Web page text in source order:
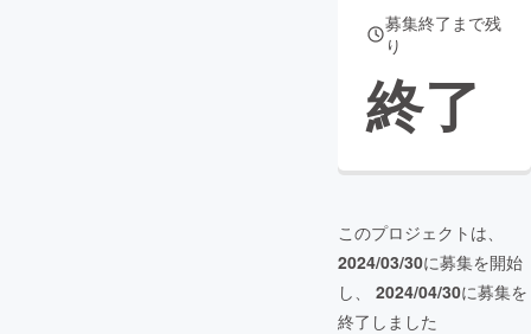
CAMPFIRE Creation
コミュニティ
募集終了まで残
り
終了
このプロジェクトは、
2024/03/30に募集を開始
し、 2024/04/30に募集を
終了しました